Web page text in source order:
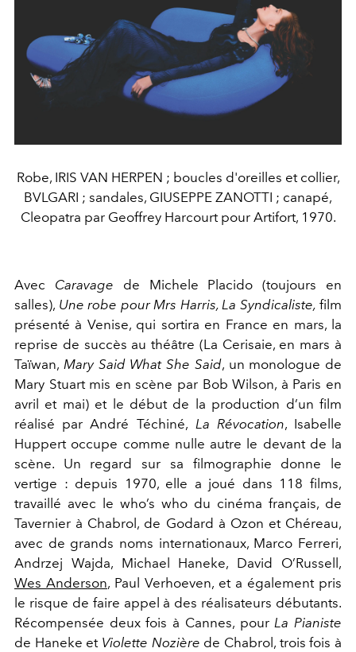
Robe, IRIS VAN HERPEN ; boucles d'oreilles et collier,
BVLGARI ; sandales, GIUSEPPE ZANOTTI ; canapé,
Cleopatra par Geoffrey Harcourt pour Artifort, 1970.
Avec Caravage de Michele Placido (toujours en
salles), Une robe pour Mrs Harris, La Syndicaliste, film
présenté à Venise, qui sortira en France en mars, la
reprise de succès au théâtre (La Cerisaie, en mars à
Taïwan, Mary Said What She Said, un monologue de
Mary Stuart mis en scène par Bob Wilson, à Paris en
avril et mai) et le début de la production d’un film
réalisé par André Téchiné, La Révocation, Isabelle
Huppert occupe comme nulle autre le devant de la
scène. Un regard sur sa filmographie donne le
vertige : depuis 1970, elle a joué dans 118 films,
travaillé avec le who’s who du cinéma français, de
Tavernier à Chabrol, de Godard à Ozon et Chéreau,
avec de grands noms internationaux, Marco Ferreri,
Andrzej Wajda, Michael Haneke, David O’Russell,
Wes Anderson, Paul Verhoeven, et a également pris
le risque de faire appel à des réalisateurs débutants.
Récompensée deux fois à Cannes, pourLa Pianiste
de Haneke et Violette Nozière de Chabrol, trois fois à